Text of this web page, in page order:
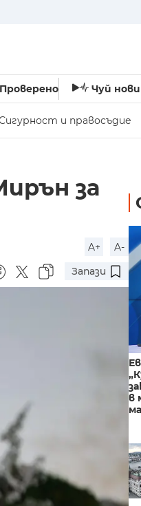
Чуй
и правосъдие
за
A+
A-
Запази
в